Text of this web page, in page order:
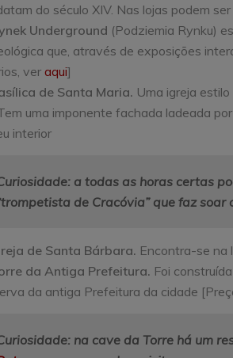
do século XIV. Nas lojas podem
Underground (Podziemia Rynku)
que, através de exposições
ver aqui]
de Santa Maria. Uma igreja
uma imponente fachada ladeada
interior
a todas as horas certas
de Cracóvia” que faz soar
de Santa Bárbara. Encontra-se na
da Antiga Prefeitura. Foi
da antiga Prefeitura da cidade
na cave da Torre há um